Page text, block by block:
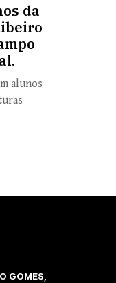
da
alunos
GOMES